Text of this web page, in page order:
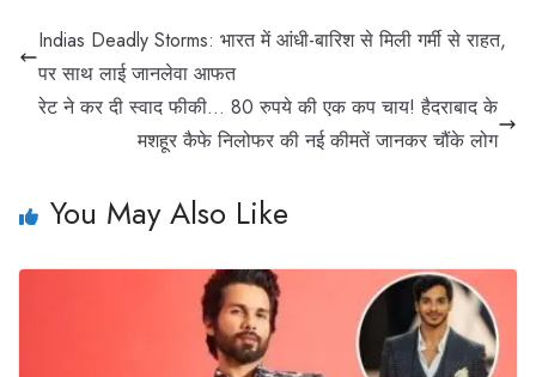
Indias Deadly Storms: भारत में आंधी-बारिश से मिली गर्मी से राहत,
पर साथ लाई जानलेवा आफत
रेट ने कर दी स्वाद फीकी… 80 रुपये की एक कप चाय! हैदराबाद के
मशहूर कैफे निलोफर की नई कीमतें जानकर चौंके लोग
You May Also Like